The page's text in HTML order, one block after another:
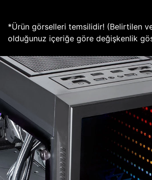
*Ürün görselleri temsilidir! (Belirtilen
olduğunuz içeriğe göre değişkenlik